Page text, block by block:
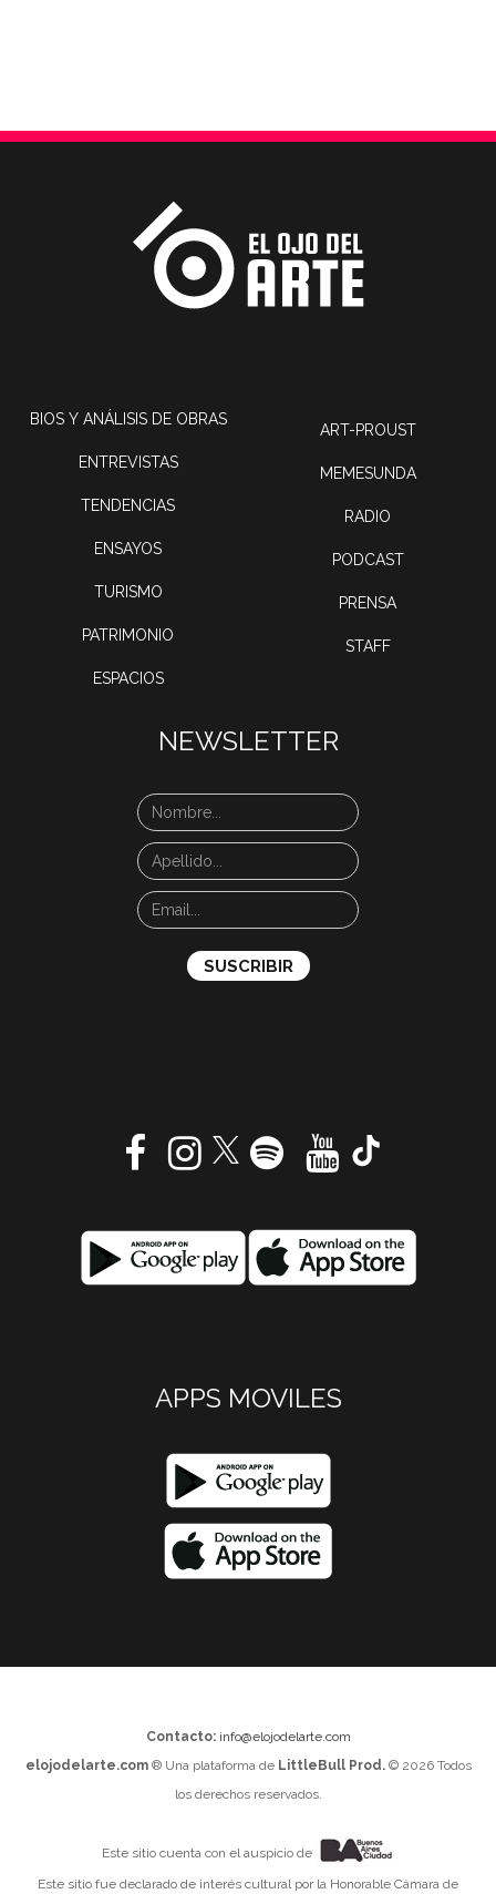
BIOS Y ANÁLISIS DE OBRAS
ENTREVISTAS
TENDENCIAS
ENSAYOS
TURISMO
PATRIMONIO
ESPACIOS
ART-PROUST
MEMESUNDA
RADIO
PODCAST
PRENSA
STAFF
NEWSLETTER
APPS MOVILES
Contacto: info@elojodelarte.com
elojodelarte.com® Una plataforma de LittleBull Prod.© 2026 Todos
los derechos reservados.
Este sitio cuenta con el auspicio de
Este sitio fue declarado de interés cultural por la Honorable Cámara de